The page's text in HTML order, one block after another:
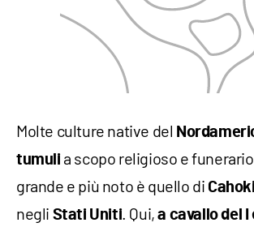
Molte culture native del
tumuli a scopo religioso e
grande e più noto è quello di
negli Stati Uniti . Qui,a cavallo del I